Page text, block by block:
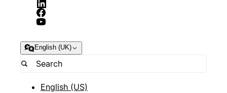
English (UK)
English (US)